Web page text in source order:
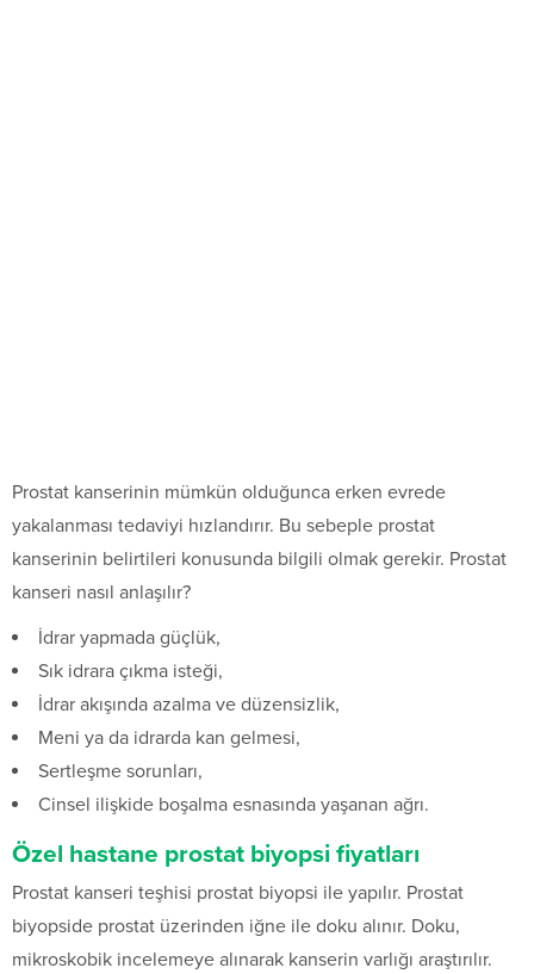
Prostat kanserinin mümkün olduğunca erken evrede
yakalanması tedaviyi hızlandırır. Bu sebeple prostat
kanserinin belirtileri konusunda bilgili olmak gerekir. Prostat
kanseri nasıl anlaşılır?
İdrar yapmada güçlük,
Sık idrara çıkma isteği,
İdrar akışında azalma ve düzensizlik,
Meni ya da idrarda kan gelmesi,
Sertleşme sorunları,
Cinsel ilişkide boşalma esnasında yaşanan ağrı.
Özel hastane prostat biyopsi fiyatları
Prostat kanseri teşhisi prostat biyopsi ile yapılır. Prostat
biyopside prostat üzerinden iğne ile doku alınır. Doku,
mikroskobik incelemeye alınarak kanserin varlığı araştırılır.